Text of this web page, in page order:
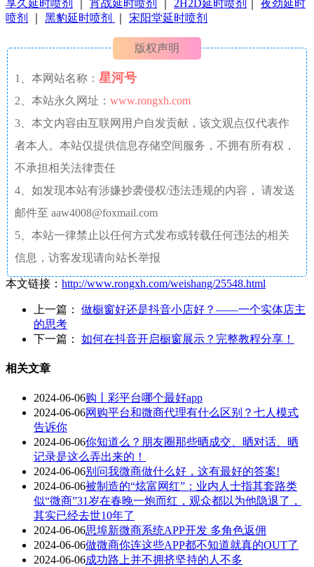
享久延时喷剂 宵战延时喷剂 2H2D延时喷剂
夜劲延时
喷剂
黑豹延时喷剂 宋阳堂延时喷剂
版权声明
1、本网站名称： 星河号
2、本站永久网址： www.rongxh.com
3、本文内容由互联网用户自发贡献，该文观点仅代表作
者本人。本站仅提供信息存储空间服务，不拥有所有权，
不承担相关法律责任
4、如发现本站有涉嫌抄袭侵权/违法违规的内容， 请发送
邮件至 aaw4008@foxmail.com
5、本站一律禁止以任何方式发布或转载任何违法的相关
信息，访客发现请向站长举报
本文链接： http://www.rongxh.com/weishang/25548.html
上一篇： 做橱窗好还是抖音小店好？——一个实体店主
的思考
下一篇： 如何在抖音开启橱窗展示？完整教程分享！
相关文章
2024-06-06购丨彩平台哪个最好app
2024-06-06网购平台和微商代理有什么区别？七人模式
告诉你
2024-06-06你知道么？朋友圈那些晒成交、晒对话、晒
记录是这么弄出来的！
2024-06-06别问我微商做什么好，这有最好的答案!
2024-06-06被制造的“炫富网红”：业内人士指其套路类
似“微商”31岁在春晚一炮而红，观众都以为他隐退了，
其实已经去世10年了
2024-06-06思埠新微商系统APP开发 多角色返佣
2024-06-06做微商你连这些APP都不知道就真的OUT了
2024-06-06成功路上并不拥挤坚持的人不多